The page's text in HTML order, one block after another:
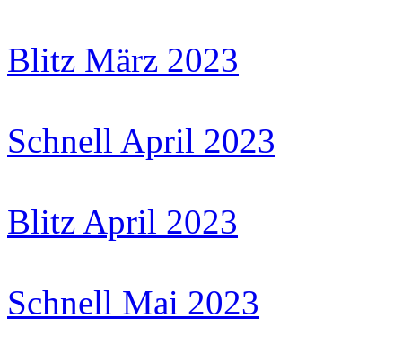
Blitz März 2023
Schnell April 2023
Blitz April 2023
Schnell Mai 2023